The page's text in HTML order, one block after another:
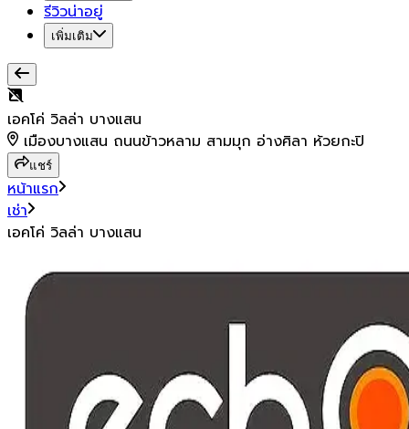
รีวิวน่าอยู่
เพิ่มเติม
เอคโค่ วิลล่า บางแสน
เมืองบางแสน ถนนข้าวหลาม สามมุก อ่างศิลา ห้วยกะปิ
แชร์
หน้าแรก
เช่า
เอคโค่ วิลล่า บางแสน